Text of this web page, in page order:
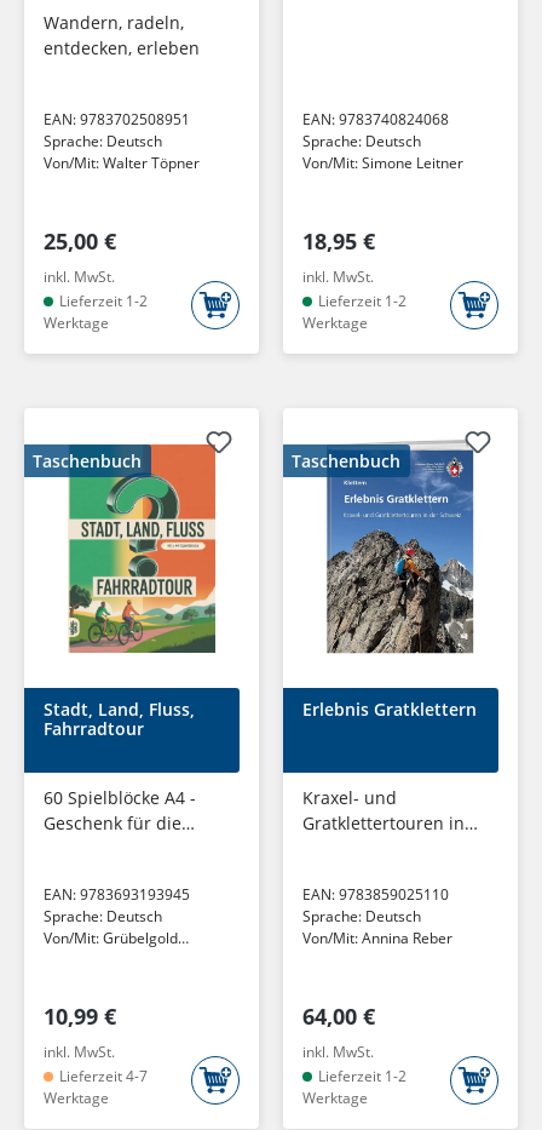
Wandern, radeln,
entdecken, erleben
EAN:9783702508951
Sprache: Deutsch
Von/Mit:Walter Töpner
25,00 €
inkl. MwSt.
Lieferzeit 1-2
Werktage
EAN:9783740824068
Sprache: Deutsch
Von/Mit:Simone Leitner
18,95 €
inkl. MwSt.
Lieferzeit 1-2
Werktage
Taschenbuch
Stadt, Land, Fluss,
Fahrradtour
60 Spielblöcke A4 -
Geschenk für die
EAN:9783693193945
Sprache: Deutsch
Von/Mit:Grübelgold
10,99 €
inkl. MwSt.
Lieferzeit 4-7
Werktage
Taschenbuch
Erlebnis Gratklettern
Kraxel- und
Gratklettertouren in
EAN:9783859025110
Sprache: Deutsch
Von/Mit:Annina Reber
64,00 €
inkl. MwSt.
Lieferzeit 1-2
Werktage